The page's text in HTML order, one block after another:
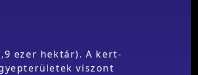
ezer hektár). A kert-
viszont